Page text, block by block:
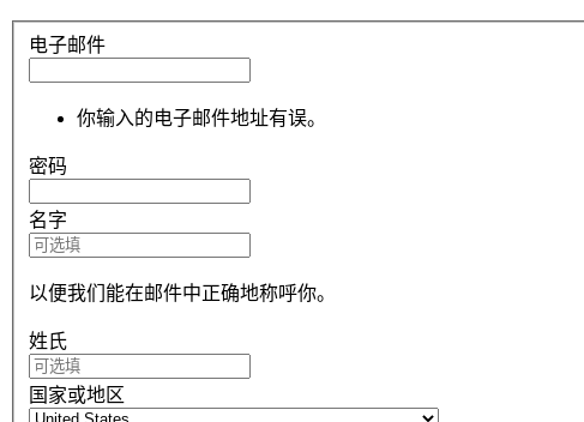
电子邮件
你输入的电子邮件地址有误。
密码
名字
以便我们能在邮件中正确地称呼你。
姓氏
国家或地区